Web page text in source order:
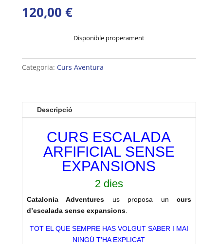
120,00 €
Disponible properament
Categoria: Curs Aventura
Descripció
CURS ESCALADA
ARFIFICIAL SENSE
EXPANSIONS
2 dies
Catalonia Adventures us proposa uncurs
d’escalada sense expansions.
TOT EL QUE SEMPRE HAS VOLGUT SABER I MAI
NINGÚ T'HA EXPLICAT